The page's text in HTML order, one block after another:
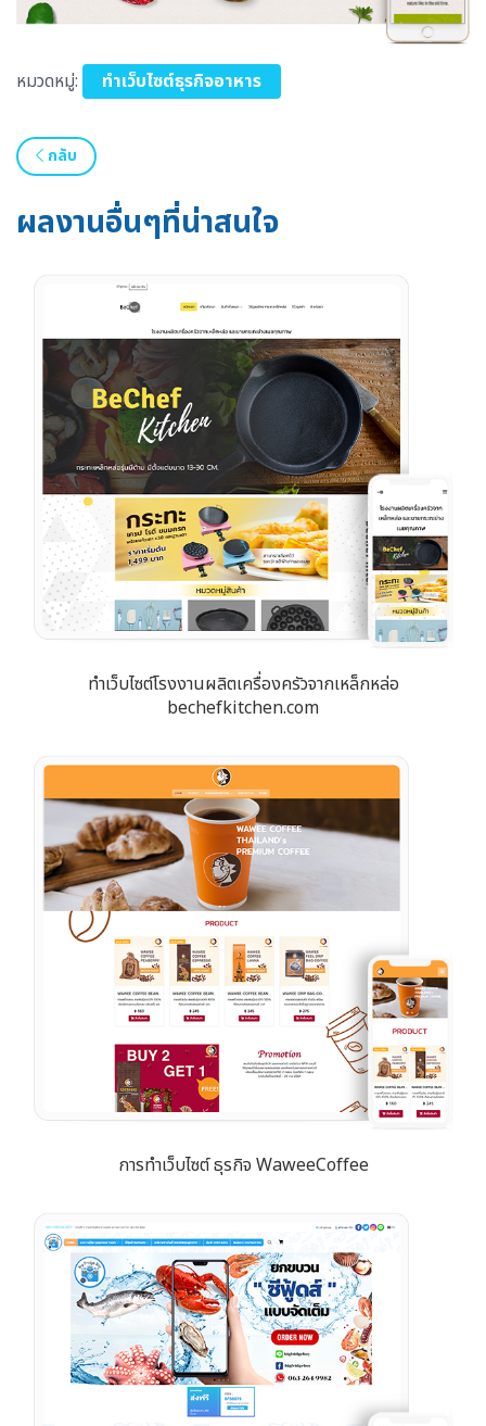
หมวดหมู่: ทำเว็บไซต์ธุรกิจอาหาร
กลับ
ผลงานอื่นๆที่น่าสนใจ
ทำเว็บไซต์โรงงานผลิตเครื่องครัวจากเหล็กหล่อ
bechefkitchen.com
การทำเว็บไซต์ ธุรกิจ WaweeCoffee